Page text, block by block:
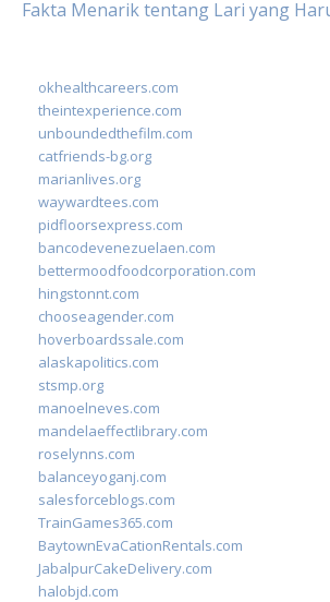
Fakta Menarik tentang Lari yang
okhealthcareers.com
theintexperience.com
unboundedthefilm.com
catfriends-bg.org
marianlives.org
waywardtees.com
pidfloorsexpress.com
bancodevenezuelaen.com
bettermoodfoodcorporation.com
hingstonnt.com
chooseagender.com
hoverboardssale.com
alaskapolitics.com
stsmp.org
manoelneves.com
mandelaeffectlibrary.com
roselynns.com
balanceyoganj.com
salesforceblogs.com
TrainGames365.com
BaytownEvaCationRentals.com
JabalpurCakeDelivery.com
halobjd.com